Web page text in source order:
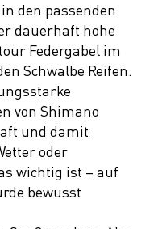
den passenden
dauerhaft hohe
Federgabel im
Schwalbe Reifen.
von Shimano
und damit
oder
wichtig ist – auf
bewusst